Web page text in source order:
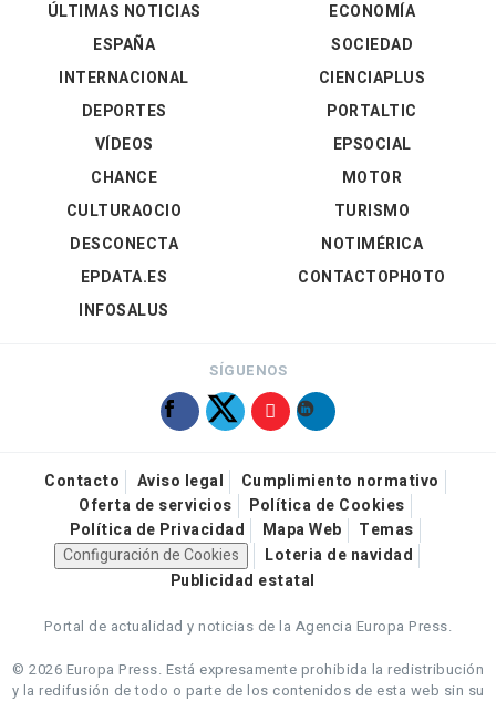
ÚLTIMAS NOTICIAS
ESPAÑA
INTERNACIONAL
DEPORTES
VÍDEOS
ECONOMÍA
SOCIEDAD
CIENCIAPLUS
PORTALTIC
EPSOCIAL
CHANCE
CULTURAOCIO
DESCONECTA
EPDATA.ES
INFOSALUS
MOTOR
TURISMO
NOTIMÉRICA
CONTACTOPHOTO
SÍGUENOS
Contacto Aviso legal
Cumplimiento normativo
Oferta de servicios
Política de Cookies
Política de Privacidad
Mapa Web
Temas
Configuración de Cookies
Loteria de navidad
Publicidad estatal
Portal de actualidad y noticias de la Agencia Europa Press.
© 2026 Europa Press. Está expresamente prohibida la redistribución
y la redifusión de todo o parte de los contenidos de esta web sin su